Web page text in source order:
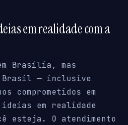
em realidade com a
Brasília, mas
Brasil — inclusive
comprometidos em
em realidade
esteja. O atendimento